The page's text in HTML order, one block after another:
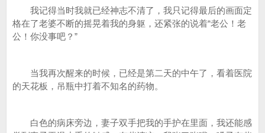
我记得当时我就已经神志不清了，我只记得最后的画面定
格在了老婆不断的摇晃着我的身躯，还紧张的说着“老公！老
公！你没事吧？”
当我再次醒来的时候，已经是第二天的中午了，看着医院
的天花板，吊瓶中打着不知名的药物。
白色的病床旁边，妻子双手把我的手护在里面，我还能感